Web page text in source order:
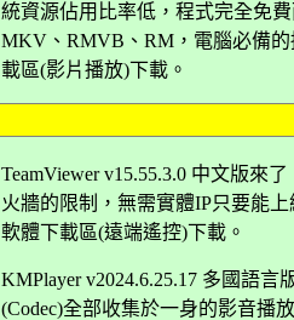
統資源佔用比率低，程式完全免
MKV、RMVB、RM，電腦必備
載區(影片播放)下載。
TeamViewer v15.55.3.0 中文版來
火牆的限制，無需實體IP只要能
軟體下載區(遠端遙控)下載。
KMPlayer v2024.6.25.17 多國語
(Codec)全部收集於一身的影音播